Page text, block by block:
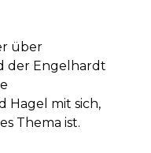
über
der Engelhardt
Hagel mit sich,
Thema ist.